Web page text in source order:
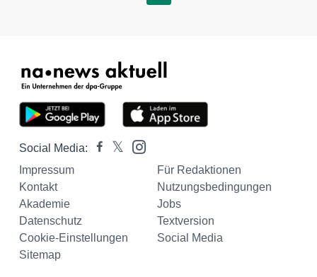
Social Media:
Impressum
Für Redaktionen
Kontakt
Nutzungsbedingungen
Akademie
Jobs
Datenschutz
Textversion
Cookie-Einstellungen
Social Media
Sitemap